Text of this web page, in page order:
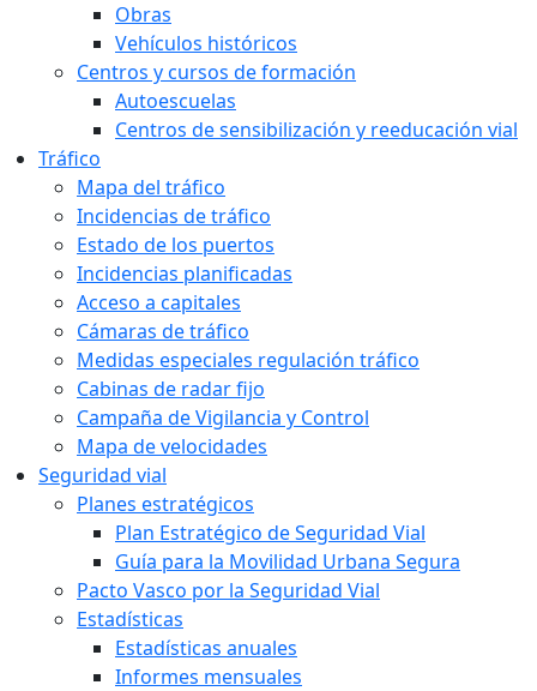
Obras
Vehículos históricos
Centros y cursos de formación
Autoescuelas
Centros de sensibilización y reeducación vial
Tráfico
Mapa del tráfico
Incidencias de tráfico
Estado de los puertos
Incidencias planificadas
Acceso a capitales
Cámaras de tráfico
Medidas especiales regulación tráfico
Cabinas de radar fijo
Campaña de Vigilancia y Control
Mapa de velocidades
Seguridad vial
Planes estratégicos
Plan Estratégico de Seguridad Vial
Guía para la Movilidad Urbana Segura
Pacto Vasco por la Seguridad Vial
Estadísticas
Estadísticas anuales
Informes mensuales